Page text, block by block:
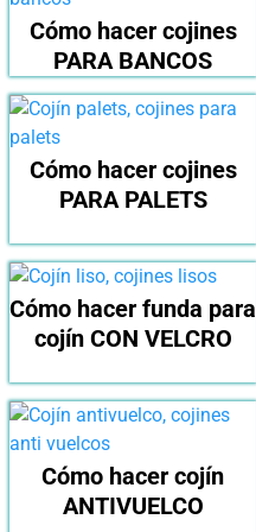
Cómo hacer cojines
PARA BANCOS
Cómo hacer cojines
PARA PALETS
Cómo hacer funda para
cojín CON VELCRO
Cómo hacer cojín
ANTIVUELCO